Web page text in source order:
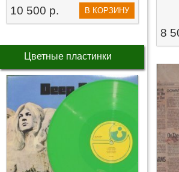
10 500 р. В КОРЗИНУ
Цветные пластинки
8